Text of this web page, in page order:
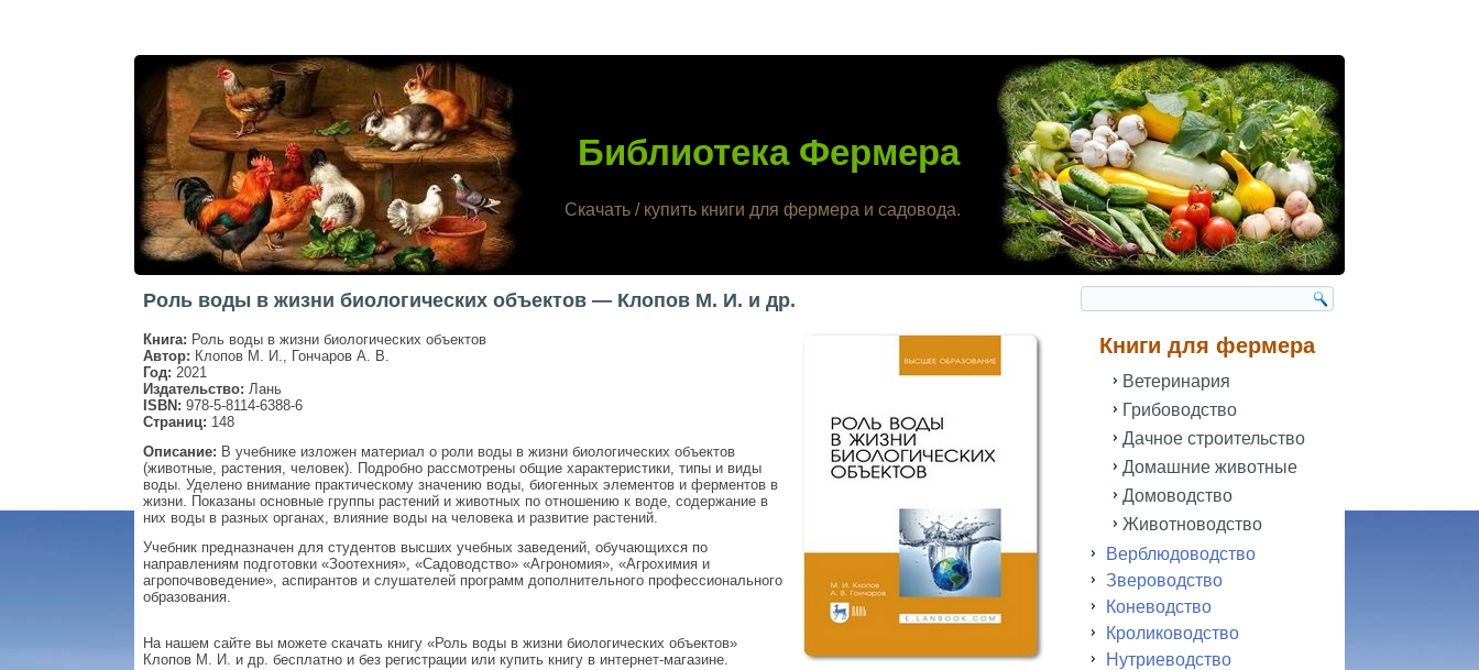
Библиотека Фермера
Скачать / купить книги для фермера и садовода.
Роль воды в жизни биологических объектов — Клопов М. И. и др.
Книга: Роль воды в жизни биологических объектов
Автор: Клопов М. И., Гончаров А. В.
Год: 2021
Издательство: Лань
ISBN: 978-5-8114-6388-6
Страниц: 148
Описание: В учебнике изложен материал о роли воды в жизни биологических объектов
(животные, растения, человек). Подробно рассмотрены общие характеристики, типы и виды
воды. Уделено внимание практическому значению воды, биогенных элементов и ферментов в
жизни. Показаны основные группы растений и животных по отношению к воде, содержание в
них воды в разных органах, влияние воды на человека и развитие растений.
Учебник предназначен для студентов высших учебных заведений, обучающихся по
направлениям подготовки «Зоотехния», «Садоводство» «Агрономия», «Агрохимия и
агропочвоведение», аспирантов и слушателей программ дополнительного профессионального
образования.
На нашем сайте вы можете скачать книгу «Роль воды в жизни биологических объектов»
Клопов М. И. и др. бесплатно и без регистрации или купить книгу в интернет-магазине.
Книги для фермера
Ветеринария
Грибоводство
Дачное строительство
Домашние животные
Домоводство
Животноводство
Верблюдоводство
Звероводство
Коневодство
Кролиководство
Нутриеводство